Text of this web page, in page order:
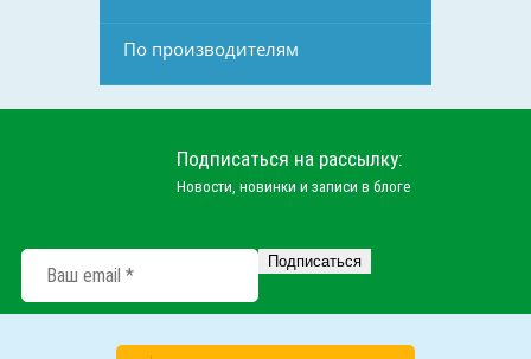
По производителям
Подписаться на рассылку:
Новости, новинки и записи в блоге